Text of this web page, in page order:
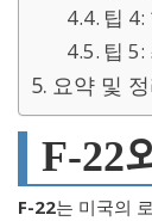
팁
팁
요약 및
F-22
F-22는 미국의